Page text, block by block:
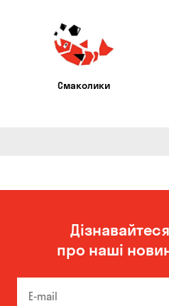
Смаколики
про наші